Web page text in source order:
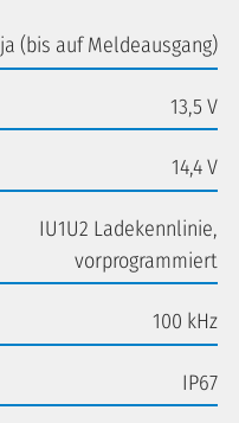
ja (bis auf Meldeausgang)
13,5 V
14,4 V
IU1U2 Ladekennlinie,
vorprogrammiert
100 kHz
IP67